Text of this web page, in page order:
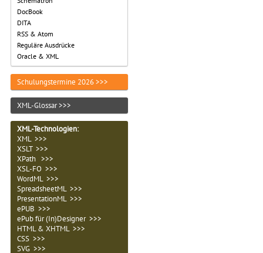
DocBook
DITA
RSS & Atom
Reguläre Ausdrücke
Oracle & XML
Schulungstermine 2026 >>>
XML-Glossar >>>
XML-Technologien:
XML >>>
XSLT >>>
XPath >>>
XSL-FO >>>
WordML >>>
SpreadsheetML >>>
PresentationML >>>
ePUB >>>
ePub für (In)Designer >>>
HTML & XHTML >>>
CSS >>>
SVG >>>